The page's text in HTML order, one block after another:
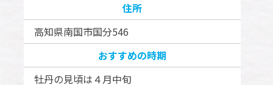
住所
高知県南国市国分546
おすすめの時期
牡丹の見頃は４月中旬